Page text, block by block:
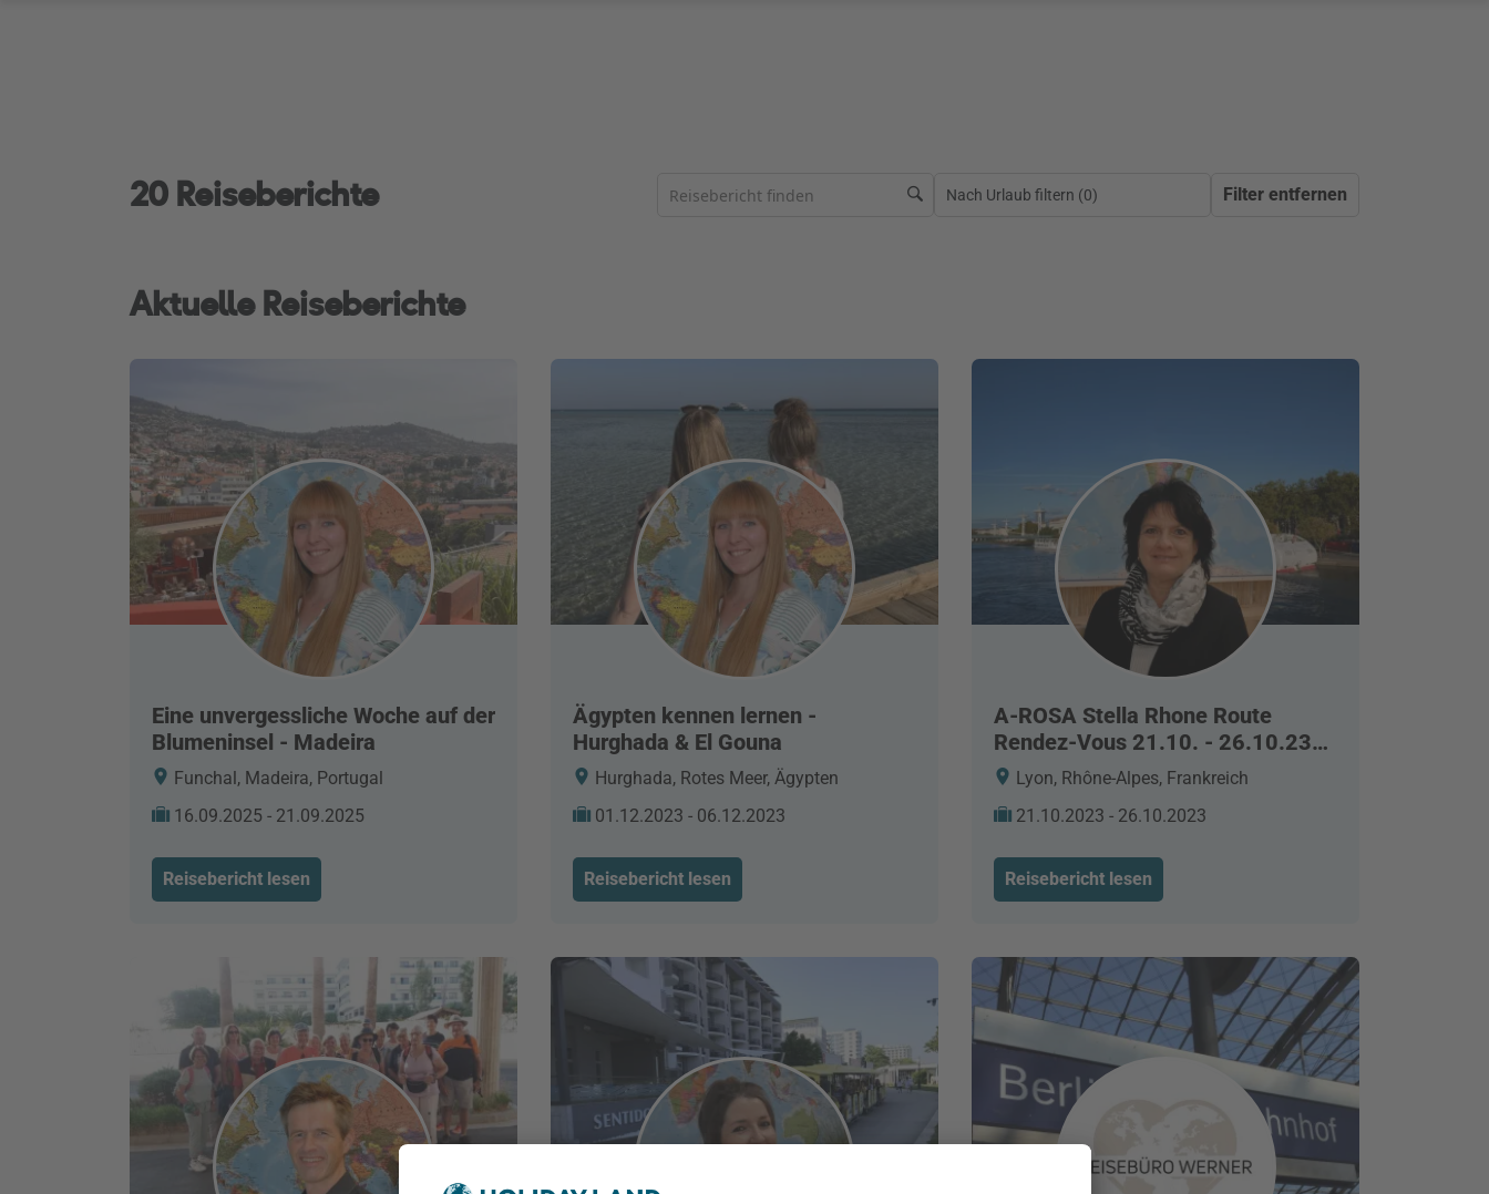
20 Reiseberichte Nach Urlaub filtern (0) Filter entfernen
Aktuelle Reiseberichte
Eine unvergessliche Woche auf der
Blumeninsel - Madeira
Funchal, Madeira, Portugal
16.09.2025 - 21.09.2025
Reisebericht lesen
Ägypten kennen lernen -
Hurghada & El Gouna
Hurghada, Rotes Meer, Ägypten
01.12.2023 - 06.12.2023
Reisebericht lesen
A-ROSA Stella Rhone Route
Rendez-Vous 21.10. - 26.10.23
Gruppenreise
Lyon, Rhône-Alpes, Frankreich
21.10.2023 - 26.10.2023
Reisebericht lesen